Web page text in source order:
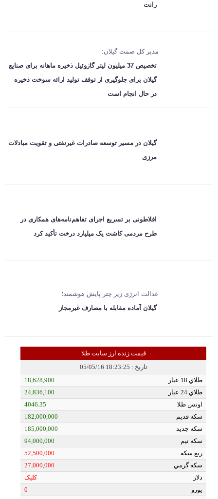
رانت
مدیر کل صمت گیلان:
تخصیص 37 میلیون لیتر گازوئیل ذخیره ماهانه برای صنایع
گیلان برای جلوگیری از توقف تولید ارائه سوخت ذخیره
در حال انجام است
گیلان در مسیر توسعه صادرات غیرنفتی و تقویت مبادلات
مرزی
افلاطونی بر تسریع اجرای تفاهم‌نامه‌های همکاری در
طرح مردمی کاشت یک میلیارد درخت تأکید کرد
عدالت انرژی زیر چتر پایش هوشمند؛
گیلان آماده مقابله با مصارف غیرمجاز